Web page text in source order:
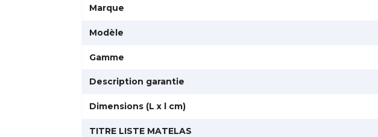
Marque
Modèle
Gamme
Description garantie
Dimensions (L x l cm)
TITRE LISTE MATELAS